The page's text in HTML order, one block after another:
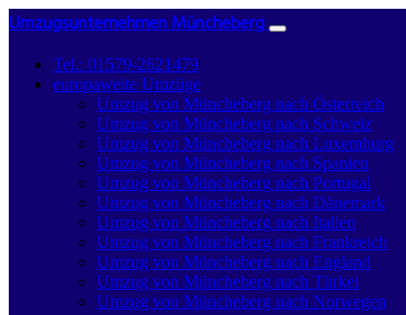
Umzugsunternehmen Müncheberg
Tel.: 01579-2621479
europaweite Umzüge
Umzug von Müncheberg nach Österreich
Umzug von Müncheberg nach Schweiz
Umzug von Müncheberg nach Luxemburg
Umzug von Müncheberg nach Spanien
Umzug von Müncheberg nach Portugal
Umzug von Müncheberg nach Dänemark
Umzug von Müncheberg nach Italien
Umzug von Müncheberg nach Frankreich
Umzug von Müncheberg nach England
Umzug von Müncheberg nach Türkei
Umzug von Müncheberg nach Norwegen